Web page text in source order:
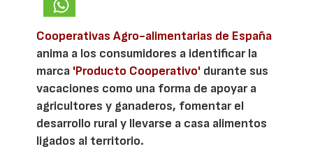
Cooperativas Agro-alimentarias de España
anima a los consumidores a identificar la
marca 'Producto Cooperativo' durante sus
vacaciones como una forma de apoyar a
agricultores y ganaderos, fomentar el
desarrollo rural y llevarse a casa alimentos
ligados al territorio.